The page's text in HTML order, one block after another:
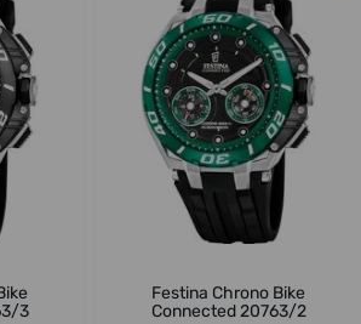
3
Festina Chrono Bike
Connected 20763/2